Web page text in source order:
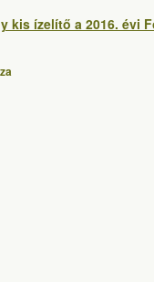
kis ízelítő a 2016. évi